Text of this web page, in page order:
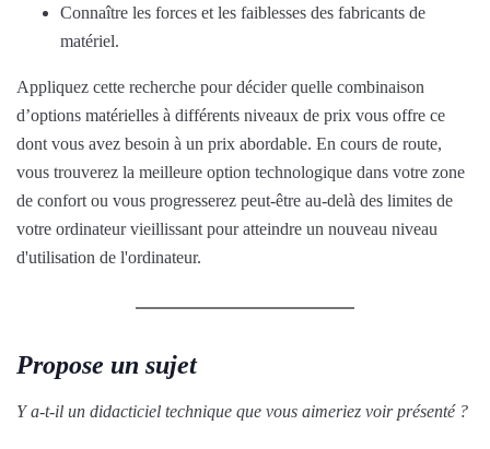
Connaître les forces et les faiblesses des fabricants de
matériel.
Appliquez cette recherche pour décider quelle combinaison
d’options matérielles à différents niveaux de prix vous offre ce
dont vous avez besoin à un prix abordable. En cours de route,
vous trouverez la meilleure option technologique dans votre zone
de confort ou vous progresserez peut-être au-delà des limites de
votre ordinateur vieillissant pour atteindre un nouveau niveau
d'utilisation de l'ordinateur.
Propose un sujet
Y a-t-il un didacticiel technique que vous aimeriez voir présenté ?